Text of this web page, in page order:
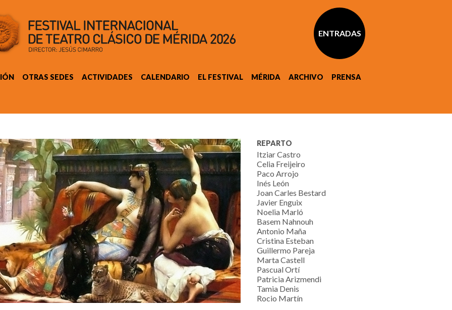
ENTRADAS
OTRAS SEDES ACTIVIDADES CALENDARIO EL FESTIVAL MÉRIDA ARCHIVO PRENSA
REPARTO
Itziar Castro
Celia Freijeiro
Paco Arrojo
Inés León
Joan Carles Bestard
Javier Enguix
Noelia Marló
Basem Nahnouh
Antonio Maña
Cristina Esteban
Guillermo Pareja
Marta Castell
Pascual Ortí
Patricia Arizmendi
Tamia Denis
Rocio Martín